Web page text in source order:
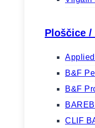
Ploščice /
B&F
B&F
CLIF